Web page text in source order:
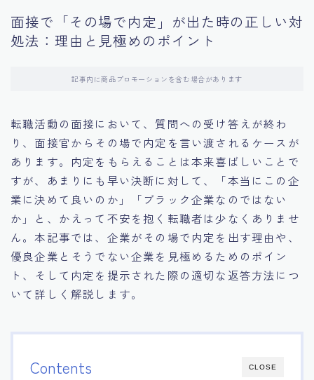
11.オンライン面接の成功への鍵
14.キャリアアップのための面接戦略
15.職場適応力をアピールする方法
16.エージェントと良好な関係を築く方法
17.面接でブランクを効果的に伝える方法
18.転職後の職場に適応するためのヒント
面接で「その場で内定」が出た時の正しい対
処法：理由と見極めのポイント
記事内に商品プロモーションを含む場合があります
転職活動の面接において、質問への受け答えが終わ
り、面接官からその場で内定を言い渡されるケースが
あります。内定をもらえることは本来喜ばしいことで
すが、あまりにも早い決断に対して、「本当にこの企
業に決めて良いのか」「ブラック企業なのではない
か」と、かえって不安を抱く転職者は少なくありませ
ん。本記事では、企業がその場で内定を出す理由や、
優良企業とそうでない企業を見極めるためのポイン
ト、そして内定を提示された際の適切な返答方法につ
いて詳しく解説します。
CLOSE
Contents